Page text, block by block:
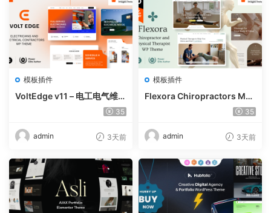
模板插件
VoltEdge v11 – 电工电气维修
35
admin 3天前
模板插件
Flexora Chiropractors Mes
sage and Physical Therapi
35
admin 3天前